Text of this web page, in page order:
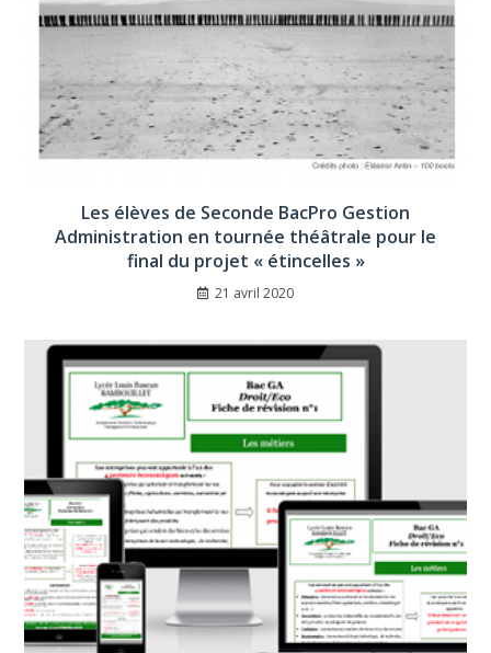
Les élèves de Seconde BacPro Gestion
Administration en tournée théâtrale pour le
final du projet « étincelles »
21 avril 2020